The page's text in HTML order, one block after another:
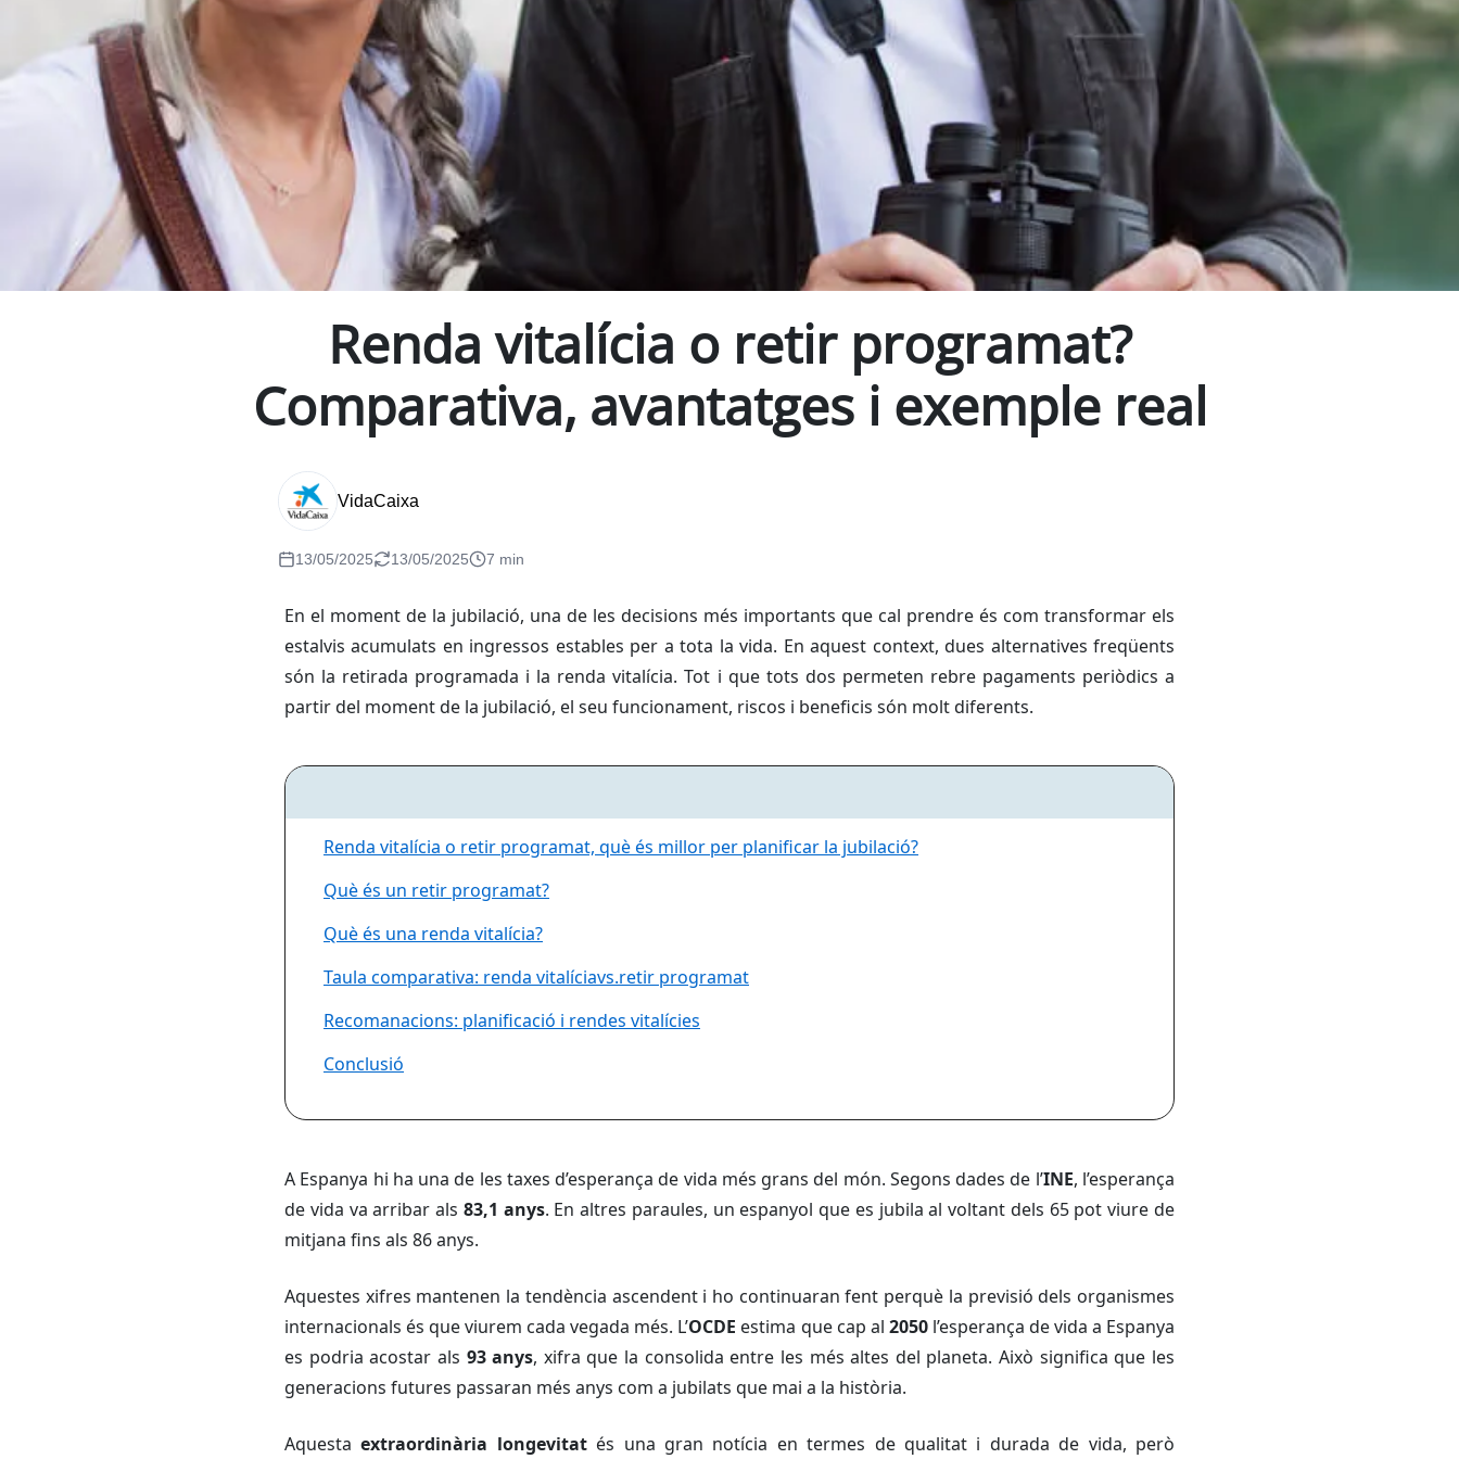
Renda vitalícia o retir programat?
Comparativa, avantatges i exemple real
VidaCaixa
13/05/2025 13/05/2025 7 min
En el moment de la jubilació, una de les decisions més importants que cal prendre és com transformar els
estalvis acumulats en ingressos estables per a tota la vida. En aquest context, dues alternatives freqüents
són la retirada programada i la renda vitalícia. Tot i que tots dos permeten rebre pagaments periòdics a
partir del moment de la jubilació, el seu funcionament, riscos i beneficis són molt diferents.
Renda vitalícia o retir programat, què és millor per planificar la jubilació?
Què és un retir programat?
Què és una renda vitalícia?
Taula comparativa: renda vitalíciavs.retir programat
Recomanacions: planificació i rendes vitalícies
Conclusió
A Espanya hi ha una de les taxes d’esperança de vida més grans del món. Segons dades de l’INE, l’esperança
de vida va arribar als 83,1 anys. En altres paraules, un espanyol que es jubila al voltant dels 65 pot viure de
mitjana fins als 86 anys.
Aquestes xifres mantenen la tendència ascendent i ho continuaran fent perquè la previsió dels organismes
internacionals és que viurem cada vegada més. L’OCDE estima que cap al 2050 l’esperança de vida a Espanya
es podria acostar als 93 anys, xifra que la consolida entre les més altes del planeta. Això significa que les
generacions futures passaran més anys com a jubilats que mai a la història.
Aquestaextraordinària longevitatés una gran notícia en termes de qualitat i durada de vida, però